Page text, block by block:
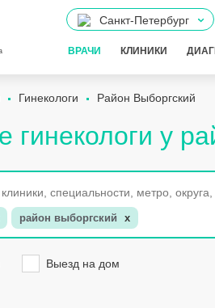
Санкт-Петербург
ВРАЧИ КЛИНИКИ
Гинекологи Район Выборгский
гинекологи у
район выборгский x
Выезд на дом